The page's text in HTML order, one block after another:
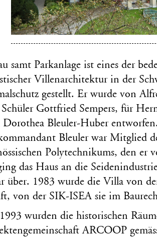
samt Parkanlage ist eines der
Villenarchitektur in der
gestellt. Er wurde von
Gottfried Sempers, für
Dorothea Bleuler-Huber
Bleuler war Mitglied
Polytechnikums, den er
das Haus an die
über. 1983 wurde die Villa von
von der SIK-ISEA sie im
wurden die historischen
ARCOOP